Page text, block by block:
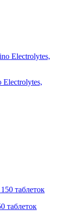
Electrolytes,
таблеток